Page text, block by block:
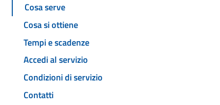
Cosa serve
Cosa si ottiene
Tempi e scadenze
Accedi al servizio
Condizioni di servizio
Contatti